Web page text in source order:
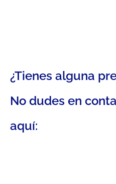
¿Tienes alguna
No dudes en
aquí: